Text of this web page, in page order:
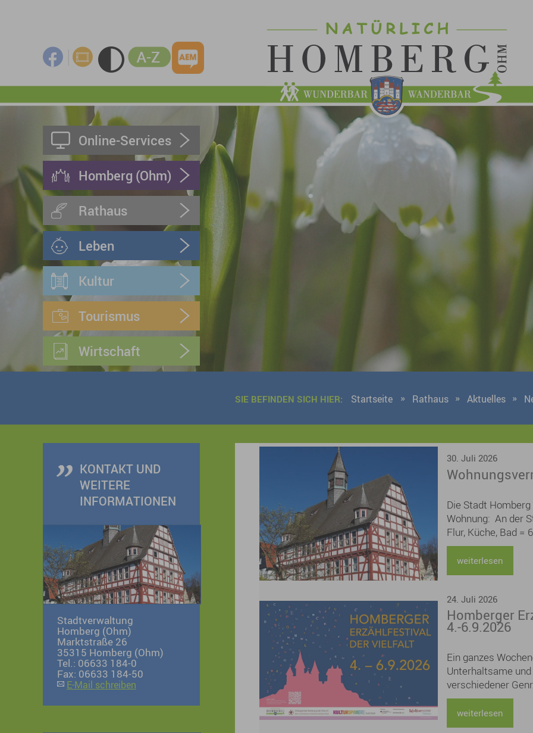
Online-Services
Homberg (Ohm)
Rathaus
Leben
Kultur
Tourismus
Wirtschaft
SIE BEFINDEN SICH HIER: Startseite Rathaus Aktuelles
KONTAKT UND
WEITERE
INFORMATIONEN
Stadtverwaltung
Homberg (Ohm)
Marktstraße 26
35315 Homberg (Ohm)
Tel.: 06633 184-0
Fax: 06633 184-50
E-Mail schreiben
9 Ergebnisse gefunden 30. Juli 2026
Die Stadt
Wohnung: An der
Flur, Küche, Bad =
weiterlesen
24. Juli 2026
Homberger
4.-6.9.2026
Ein ganzes
Unterhaltsame
verschiedener
Kathrin Lange,
Hutzenlaub,
Henkhaus lesen
weiterlesen